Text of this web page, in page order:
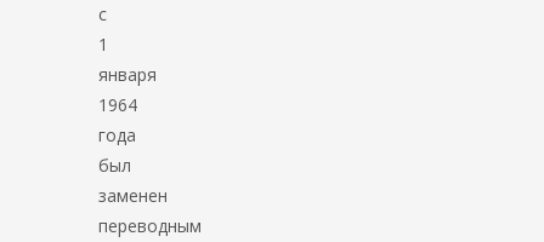
с
1
января
1964
года
был
заменен
переводным